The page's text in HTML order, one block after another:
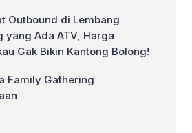
Outbound di Lembang
yang Ada ATV, Harga
Gak Bikin Kantong Bolong!
Family Gathering